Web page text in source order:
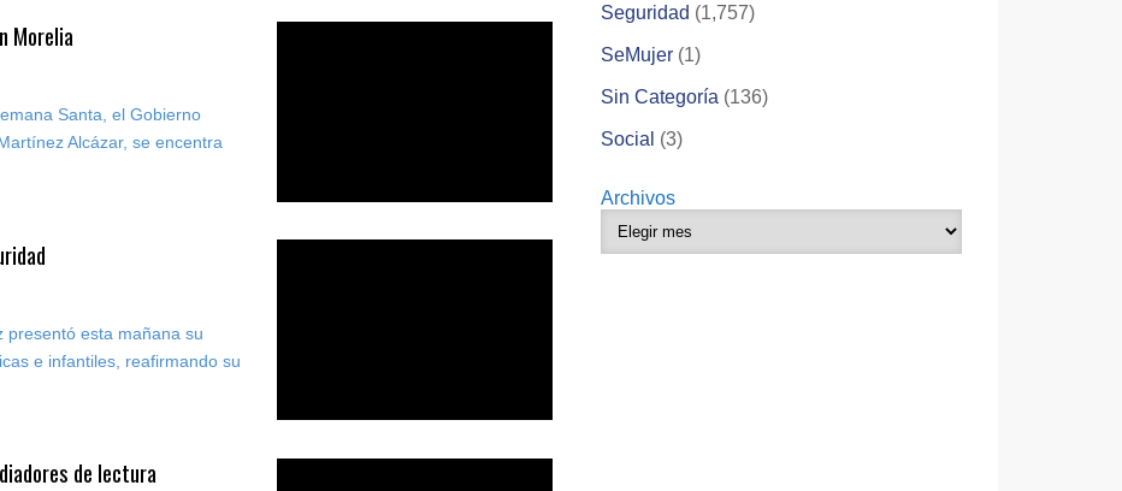
Morelia
Santa, el Gobierno
Alcázar, se encentra
presentó esta mañana su
e infantiles, reafirmando su
de lectura
Seguridad (1,757)
SeMujer (1)
Sin Categoría (136)
Social (3)
Archivos